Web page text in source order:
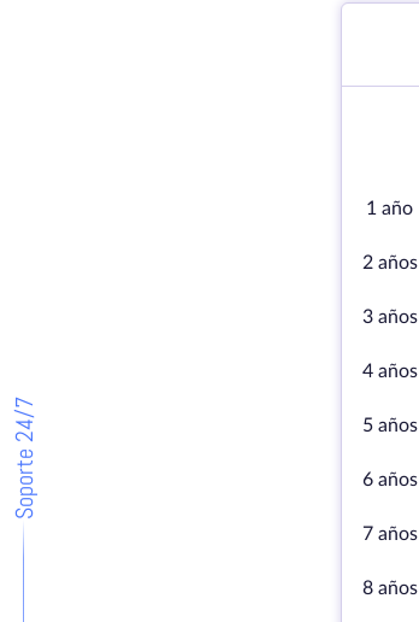
Soporte 24/7
1 año
2 años
3 años
4 años
5 años
6 años
7 años
8 años